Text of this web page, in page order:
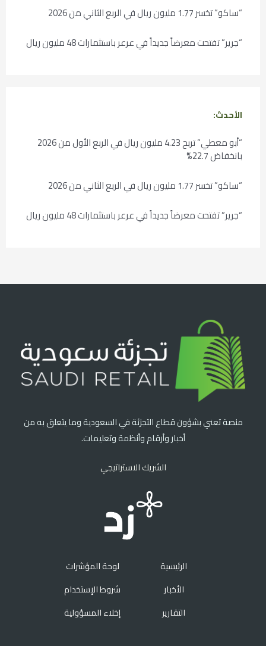
“ساكو” تخسر 1.77 مليون ريال في الربع الثاني من 2026
“جرير” تفتحت معرضاً جديداً في عرعر باستثمارات 48 مليون ريال
الأحدث:
“أبو معطي” تربح 4.23 مليون ريال في الربع الأول من 2026
بانخفاض 22.7%
“ساكو” تخسر 1.77 مليون ريال في الربع الثاني من 2026
“جرير” تفتحت معرضاً جديداً في عرعر باستثمارات 48 مليون ريال
منصة تعني بشؤون قطاع التجزئة في السعودية وما يتعلق به من
أخبار وأرقام وأنظمة وتعليمات.
الشريك الاستراتيجي
الرئيسية
الأخبار
التقارير
لوحة المؤشرات
شروط الإستخدام
إخلاء المسؤولية